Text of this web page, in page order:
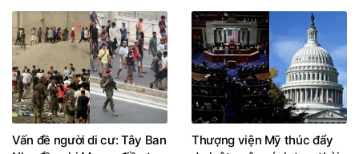
Vấn đề người di cư: Tây Ban
Thượng viện Mỹ thúc đẩy